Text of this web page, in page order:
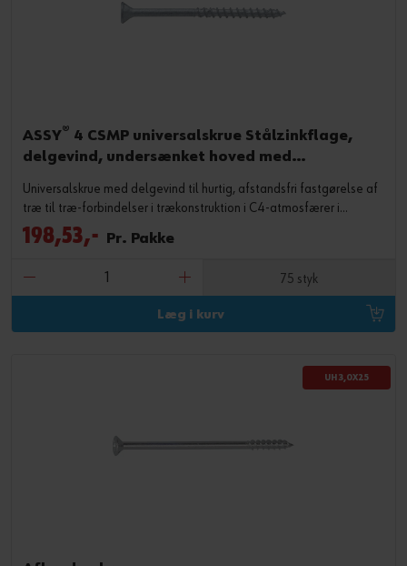
ASSY® 4 CSMP universalskrue Stålzinkflage,
delgevind, undersænket hoved med
Universalskrue med delgevind til hurtig, afstandsfri fastgørelse af
træ til træ-forbindelser i trækonstruktion i C4-atmosfærer i
udendørs områder
198,53,- Pr. Pakke
75 styk
Læg i kurv
UH 3,0X25